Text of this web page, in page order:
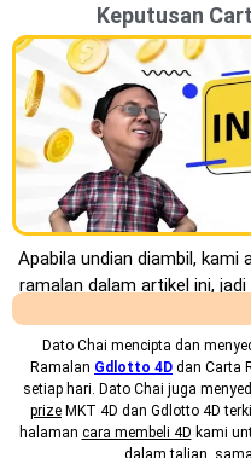
Keputusan
Apabila undian diambil, kami
ramalan dalam artikel ini,
Dato Chai mencipta dan
Ramalan Gdlotto 4D dan Carta
setiap hari. Dato Chai juga
prize MKT 4D dan Gdlotto 4D
halaman cara membeli 4D kami
dalam talian,